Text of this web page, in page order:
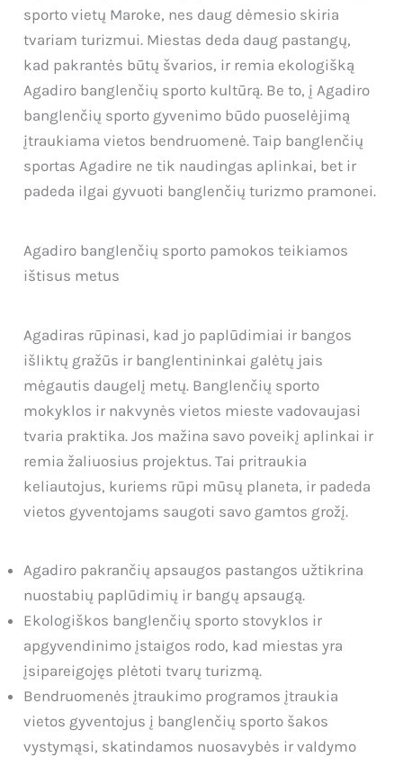
sporto vietų Maroke, nes daug dėmesio skiria
tvariam turizmui. Miestas deda daug pastangų,
kad pakrantės būtų švarios, ir remia ekologišką
Agadiro banglenčių sporto kultūrą. Be to, į Agadiro
banglenčių sporto gyvenimo būdo puoselėjimą
įtraukiama vietos bendruomenė. Taip banglenčių
sportas Agadire ne tik naudingas aplinkai, bet ir
padeda ilgai gyvuoti banglenčių turizmo pramonei.
Agadiro banglenčių sporto pamokos teikiamos
ištisus metus
Agadiras rūpinasi, kad jo paplūdimiai ir bangos
išliktų gražūs ir banglentininkai galėtų jais
mėgautis daugelį metų. Banglenčių sporto
mokyklos ir nakvynės vietos mieste vadovaujasi
tvaria praktika. Jos mažina savo poveikį aplinkai ir
remia žaliuosius projektus. Tai pritraukia
keliautojus, kuriems rūpi mūsų planeta, ir padeda
vietos gyventojams saugoti savo gamtos grožį.
Agadiro pakrančių apsaugos pastangos užtikrina
nuostabių paplūdimių ir bangų apsaugą.
Ekologiškos banglenčių sporto stovyklos ir
apgyvendinimo įstaigos rodo, kad miestas yra
įsipareigojęs plėtoti tvarų turizmą.
Bendruomenės įtraukimo programos įtraukia
vietos gyventojus į banglenčių sporto šakos
vystymąsi, skatindamos nuosavybės ir valdymo